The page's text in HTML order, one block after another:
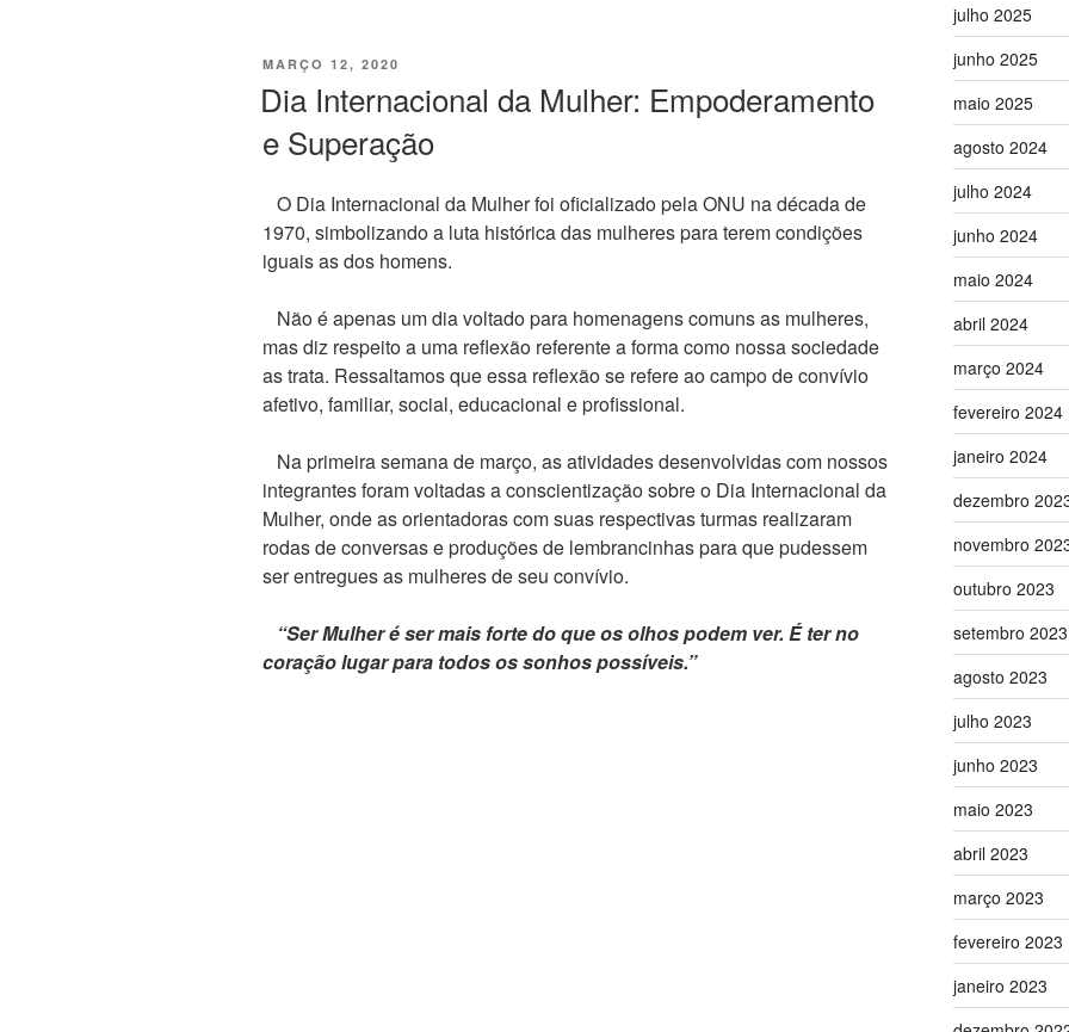
PUBLICADO
MARÇO 12, 2020
Dia Internacional da Mulher: Empoderamento
e Superação
O Dia Internacional da Mulher foi oficializado pela ONU na década de
1970, simbolizando a luta histórica das mulheres para terem condições
iguais as dos homens.
Não é apenas um dia voltado para homenagens comuns as mulheres,
mas diz respeito a uma reflexão referente a forma como nossa sociedade
as trata. Ressaltamos que essa reflexão se refere ao campo de convívio
afetivo, familiar, social, educacional e profissional.
Na primeira semana de março, as atividades desenvolvidas com nossos
integrantes foram voltadas a conscientização sobre o Dia Internacional da
Mulher, onde as orientadoras com suas respectivas turmas realizaram
rodas de conversas e produções de lembrancinhas para que pudessem
ser entregues as mulheres de seu convívio.
“Ser Mulher é ser mais forte do que os olhos podem ver. É ter no
coração lugar para todos os sonhos possíveis.”
julho 2025
junho 2025
maio 2025
agosto 2024
julho 2024
junho 2024
maio 2024
abril 2024
março 2024
fevereiro 2024
janeiro 2024
dezembro
novembro
outubro 2023
setembro 2023
agosto 2023
julho 2023
junho 2023
maio 2023
abril 2023
março 2023
fevereiro 2023
janeiro 2023